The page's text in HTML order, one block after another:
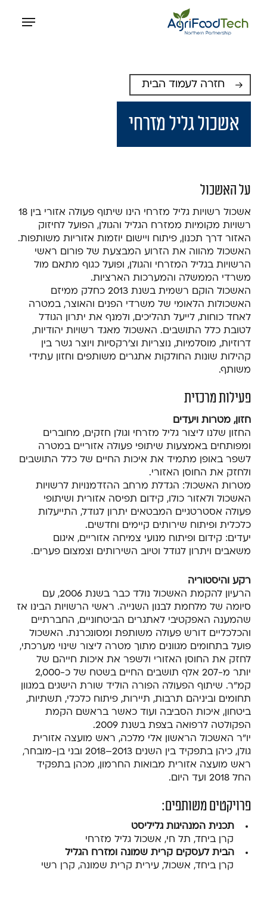
חזרה לעמוד הבית
אשכול גליל מזרחי
על האשכול
אשכול רשויות גליל מזרחי הינו שיתוף פעולה אזורי בין 18
רשויות מקומיות ממזרח הגליל והגולן, הפועל לחיזוק
האזור דרך תכנון, פיתוח ויישום יוזמות אזוריות משותפות.
האשכול מהווה את הזרוע המבצעת של פורום ראשי
הרשויות בגליל המזרחי והגולן, ופועל כגוף מתאם מול
משרדי הממשלה והמערכות הארציות.
האשכול הוקם רשמית בשנת 2013 כחלק ממיזם
האשכולות הלאומי של משרדי הפנים והאוצר, במטרה
לאחד כוחות, לייעל תהליכים, ולמנף את יתרון הגודל
לטובת כלל התושבים. האשכול מאגד רשויות יהודיות,
דרוזיות, מוסלמיות, נוצריות וצ'רקסיות ויוצר גשר בין
קהילות שונות החולקות אתגרים משותפים וחזון עתידי
משותף.
פעילות מרכזית
חזון, מטרות ויעדים
החזון שלנו ליצור גליל מזרחי וגולן חזקים, מחוברים
ומפותחים באמצעות שיתופי פעולה אזוריים במטרה
לשפר באופן מתמיד את איכות החיים של כלל התושבים
ולחזק את החוסן האזורי.
מטרות האשכול: הגדלת מרחב ההזדמנויות לרשויות
האשכול ולאזור כולו, קידום תפיסה אזורית ושיתופי
פעולה אסטרטגיים המבטאים יתרון לגודל, התייעלות
כלכלית ופיתוח שירותים קיימים וחדשים.
יעדים: קידום ופיתוח מנועי צמיחה אזוריים, איגום
משאבים ויתרון לגודל וטיוב השירותים וצמצום פערים.
רקע והיסטוריה
הרעיון להקמת האשכול נולד כבר בשנת 2006, עם
סיומה של מלחמת לבנון השנייה. ראשי הרשויות הבינו אז
שהמענה האפקטיבי לאתגרים הביטחוניים, החברתיים
והכלכליים דורש פעולה משותפת ומסונכרנת. האשכול
פועל בתחומים מגוונים מתוך מטרה ליצור שינוי מערכתי,
לחזק את החוסן האזורי ולשפר את איכות חייהם של
יותר מ-207 אלף תושבים החיים בשטח של כ-2,000
קמ"ר. שיתוף הפעולה הפורה הוליד שורת הישגים במגוון
תחומים וביניהם תרבות, תיירות, פיתוח כלכלי, תשתיות,
ביטחון, איכות הסביבה ועוד כאשר בראשם הקמת
הפקולטה לרפואה בצפת בשנת 2009.
יו"ר האשכול הראשון אלי מלכה, ראש מועצה אזורית
גולן, כיהן בתפקיד בין השנים 2013–2018 ובני בן-מובחר,
ראש מועצה אזורית מבואות החרמון, מכהן בתפקיד
החל 2018 ועד היום.
פרויקטים משותפים:
תכנית המנהיגות גליליסט
קרן ביחד, תל חי, אשכול גליל מזרחי
הבית לעסקים קרית שמונה ומזרח הגליל
קרן ביחד, אשכול, עירית קרית שמונה, קרן רשי